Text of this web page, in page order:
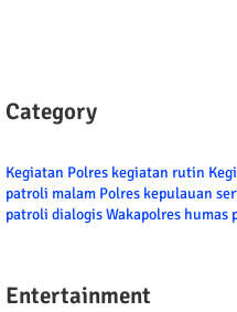
Category
Kegiatan Polres kegiatan rutin
patroli malam Polres kepulauan
patroli dialogisWakapolres humas
Entertainment